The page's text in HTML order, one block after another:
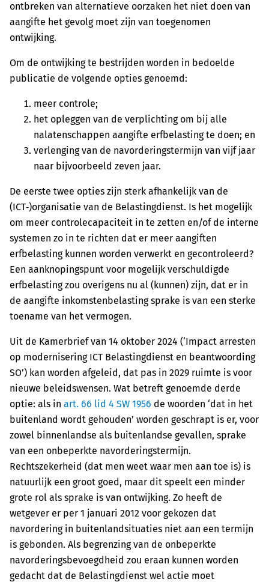
ontbreken van alternatieve oorzaken het niet doen van
aangifte het gevolg moet zijn van toegenomen
ontwijking.
Om de ontwijking te bestrijden worden in bedoelde
publicatie de volgende opties genoemd:
meer controle;
het opleggen van de verplichting om bij alle
nalatenschappen aangifte erfbelasting te doen; en
verlenging van de navorderingstermijn van vijf jaar
naar bijvoorbeeld zeven jaar.
De eerste twee opties zijn sterk afhankelijk van de
(ICT‑)organisatie van de Belastingdienst. Is het mogelijk
om meer controlecapaciteit in te zetten en/of de interne
systemen zo in te richten dat er meer aangiften
erfbelasting kunnen worden verwerkt en gecontroleerd?
Een aanknopingspunt voor mogelijk verschuldigde
erfbelasting zou overigens nu al (kunnen) zijn, dat er in
de aangifte inkomstenbelasting sprake is van een sterke
toename van het vermogen.
Uit de Kamerbrief van 14 oktober 2024 (‘Impact arresten
op modernisering ICT Belastingdienst en beantwoording
SO’) kan worden afgeleid, dat pas in 2029 ruimte is voor
nieuwe beleidswensen. Wat betreft genoemde derde
optie: als in art. 66 lid 4 SW 1956 de woorden ‘dat in het
buitenland wordt gehouden’ worden geschrapt is er, voor
zowel binnenlandse als buitenlandse gevallen, sprake
van een onbeperkte navorderingstermijn.
Rechtszekerheid (dat men weet waar men aan toe is) is
natuurlijk een groot goed, maar dit speelt een minder
grote rol als sprake is van ontwijking. Zo heeft de
wetgever er per 1 januari 2012 voor gekozen dat
navordering in buitenlandsituaties niet aan een termijn
is gebonden. Als begrenzing van de onbeperkte
navorderingsbevoegdheid zou eraan kunnen worden
gedacht dat de Belastingdienst wel actie moet